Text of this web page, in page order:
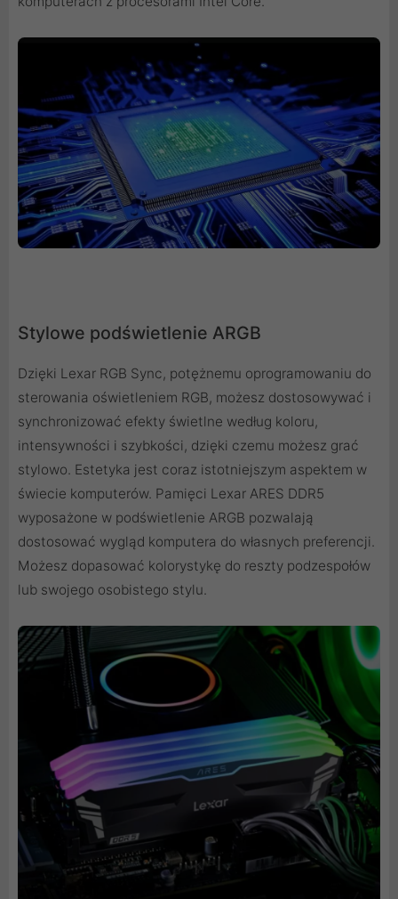
Stylowe podświetlenie ARGB
Dzięki Lexar RGB Sync, potężnemu oprogramowaniu do
sterowania oświetleniem RGB, możesz dostosowywać i
synchronizować efekty świetlne według koloru,
intensywności i szybkości, dzięki czemu możesz grać
stylowo. Estetyka jest coraz istotniejszym aspektem w
świecie komputerów. Pamięci Lexar ARES DDR5
wyposażone w podświetlenie ARGB pozwalają
dostosować wygląd komputera do własnych preferencji.
Możesz dopasować kolorystykę do reszty podzespołów
lub swojego osobistego stylu.